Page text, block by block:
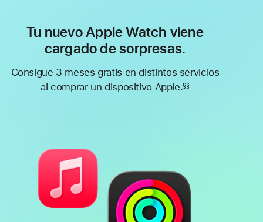
Tu nuevo Apple Watch viene
cargado de sorpresas.
Consigue 3 meses gratis en distintos servicios
al comprar un dispositivo Apple.§§